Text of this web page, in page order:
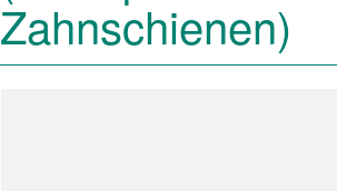
Zahnschienen)